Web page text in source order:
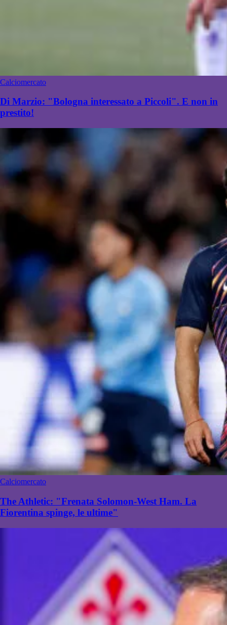
Calciomercato
Di Marzio: "Bologna interessato a Piccoli". E non in
prestito!
Calciomercato
The Athletic: "Frenata Solomon-West Ham. La
Fiorentina spinge, le ultime"